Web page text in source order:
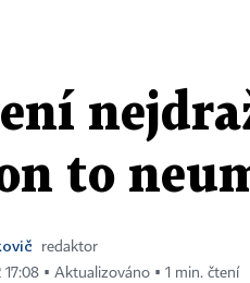
to
redaktor
17:08 ▪ Aktualizováno ▪ 1 min. čtení